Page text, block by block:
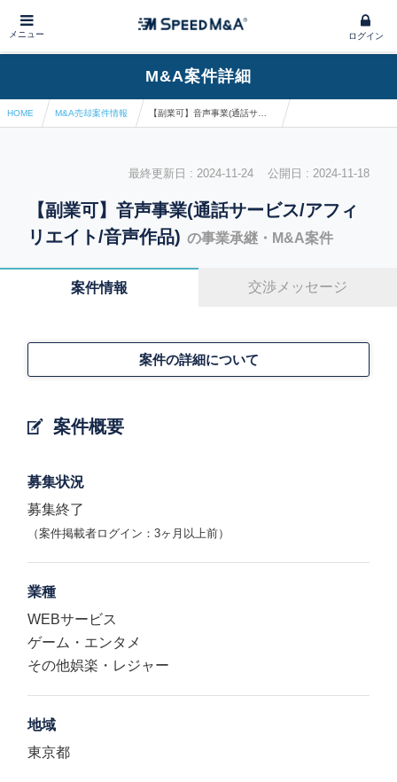
メニュー ログイン
M&A案件詳細
HOME M&A売却案件情報
最終更新日 : 2024-11-24 公開日 : 2024-11-18
【副業可】音声事業(通話サービス/アフィ
リエイト/音声作品) の事業承継・M&A案件
案件情報 交渉メッセージ
案件概要
案件の詳細について
募集状況
募集終了
（案件掲載者ログイン：3ヶ月以上前）
業種
WEBサービス
ゲーム・エンタメ
その他娯楽・レジャー
地域
東京都